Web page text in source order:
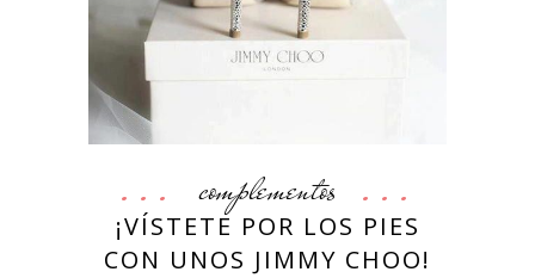
complementos
¡VÍSTETE POR LOS PIES
CON UNOS JIMMY CHOO!